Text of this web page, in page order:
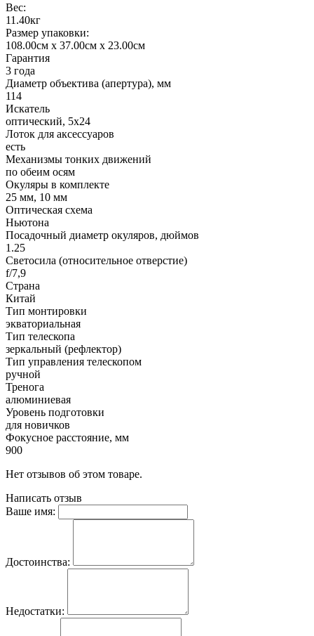
Вес:
11.40кг
Размер упаковки:
108.00см x 37.00см x 23.00см
Гарантия
3 года
Диаметр объектива (апертура), мм
114
Искатель
оптический, 5x24
Лоток для аксессуаров
есть
Механизмы тонких движений
по обеим осям
Окуляры в комплекте
25 мм, 10 мм
Оптическая схема
Ньютона
Посадочный диаметр окуляров, дюймов
1.25
Светосила (относительное отверстие)
f/7,9
Страна
Китай
Тип монтировки
экваториальная
Тип телескопа
зеркальный (рефлектор)
Тип управления телескопом
ручной
Тренога
алюминиевая
Уровень подготовки
для новичков
Фокусное расстояние, мм
900
Нет отзывов об этом товаре.
Написать отзыв
Ваше имя:
Достоинства:
Недостатки: